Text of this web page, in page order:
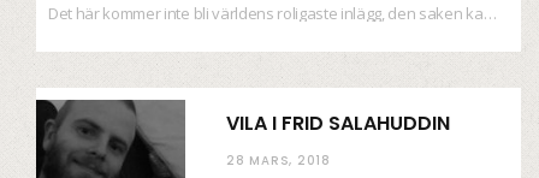
Det här kommer inte bli världens roligaste inlägg, den saken kan ni räkna med. Det…
VILA I FRID SALAHUDDIN
28 MARS, 2018